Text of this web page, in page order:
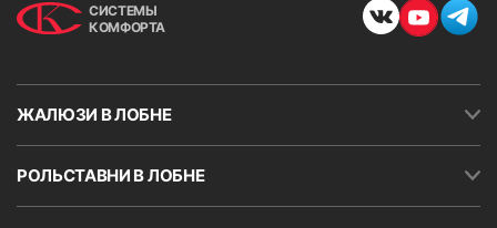
СИСТЕМЫ
КОМФОРТА
ЖАЛЮЗИ В ЛОБНЕ
РОЛЬСТАВНИ В ЛОБНЕ